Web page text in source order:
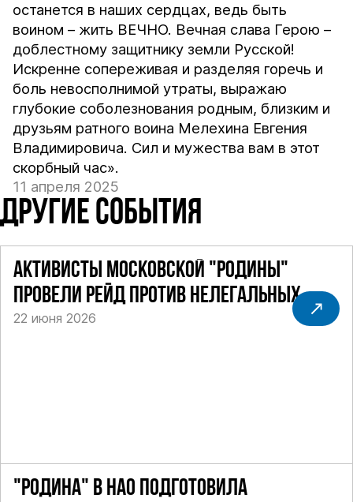
останется в наших сердцах, ведь быть
воином – жить ВЕЧНО. Вечная слава Герою –
доблестному защитнику земли Русской!
Искренне сопереживая и разделяя горечь и
боль невосполнимой утраты, выражаю
глубокие соболезнования родным, близким и
друзьям ратного воина Мелехина Евгения
Владимировича. Сил и мужества вам в этот
скорбный час».
11 апреля 2025
ДРУГИЕ СОБЫТИЯ
АКТИВИСТЫ МОСКОВСКОЙ "РОДИНЫ"
ПРОВЕЛИ РЕЙД ПРОТИВ НЕЛЕГАЛЬНЫХ
ТАКСИ
22 июня 2026
"РОДИНА" В НАО ПОДГОТОВИЛА